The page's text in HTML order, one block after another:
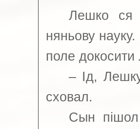
Лешко ся
няньову
поле докосити
– Ід,
сховал.
Сын